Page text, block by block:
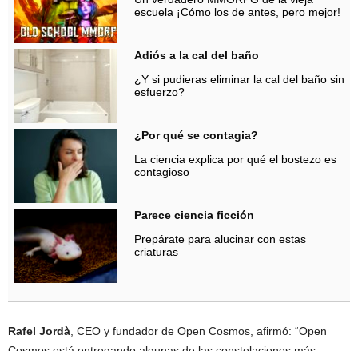
escuela ¡Cómo los de antes, pero mejor!
Adiós a la cal del baño
¿Y si pudieras eliminar la cal del baño sin
esfuerzo?
¿Por qué se contagia?
La ciencia explica por qué el bostezo es
contagioso
Parece ciencia ficción
Prepárate para alucinar con estas
criaturas
Rafel Jordà, CEO y fundador de Open Cosmos, afirmó: “Open